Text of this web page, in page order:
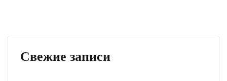
Свежие записи